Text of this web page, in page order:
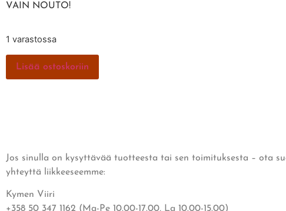
VAIN NOUTO!
1 varastossa
Lisää ostoskoriin
Jos sinulla on kysyttävää tuotteesta tai sen toimituksesta – ota
yhteyttä liikkeeseemme:
Kymen Viiri
+358 50 347 1162 (Ma-Pe 10.00-17.00, La 10.00-15.00)